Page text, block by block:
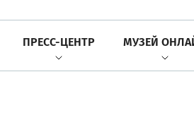
ПРЕСС-ЦЕНТР МУЗЕЙ